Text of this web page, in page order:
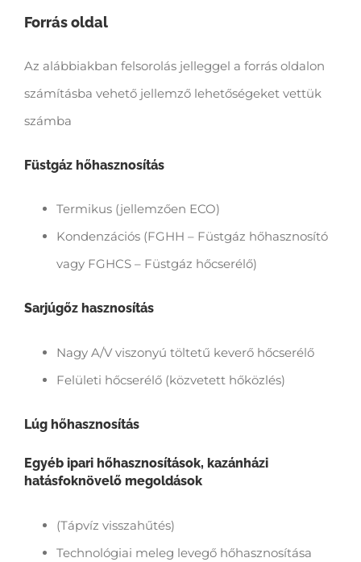
Forrás oldal
Az alábbiakban felsorolás jelleggel a forrás oldalon
számításba vehető jellemző lehetőségeket vettük
számba
Füstgáz hőhasznosítás
Termikus (jellemzően ECO)
Kondenzációs (FGHH – Füstgáz hőhasznosító
vagy FGHCS – Füstgáz hőcserélő)
Sarjúgőz hasznosítás
Nagy A/V viszonyú töltetű keverő hőcserélő
Felületi hőcserélő (közvetett hőközlés)
Lúg hőhasznosítás
Egyéb ipari hőhasznosítások, kazánházi
hatásfoknövelő megoldások
(Tápvíz visszahűtés)
Technológiai meleg levegő hőhasznosítása